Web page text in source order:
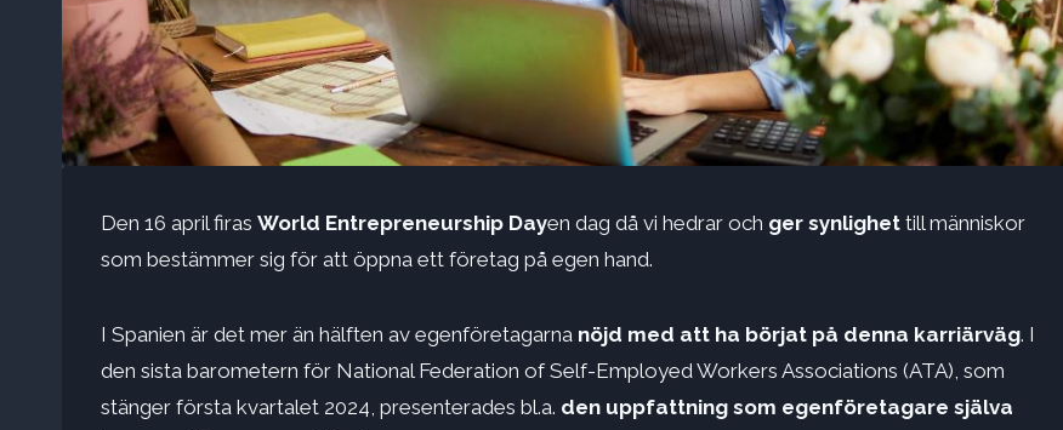
Den 16 april firas World Entrepreneurship Dayen dag då vi hedrar och ger synlighet till människor
som bestämmer sig för att öppna ett företag på egen hand.
I Spanien är det mer än hälften av egenföretagarna nöjd med att ha börjat på denna karriärväg. I
den sista barometern för National Federation of Self-Employed Workers Associations (ATA), som
stänger första kvartalet 2024, presenterades bl.a. den uppfattning som egenföretagare själva